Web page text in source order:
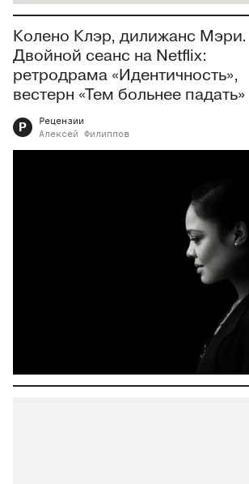
Колено Клэр, дилижанс Мэри.
Двойной сеанс на Netflix:
ретродрама «Идентичность»,
вестерн «Тем больнее падать»
Р
Рецензии
Алексей
Филиппов